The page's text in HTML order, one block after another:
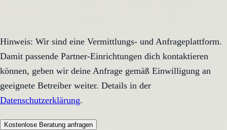
Hinweis: Wir sind eine Vermittlungs- und Anfrageplattform.
Damit passende Partner-Einrichtungen dich kontaktieren
können, geben wir deine Anfrage gemäß Einwilligung an
geeignete Betreiber weiter. Details in der
Datenschutzerklärung.
Kostenlose Beratung anfragen